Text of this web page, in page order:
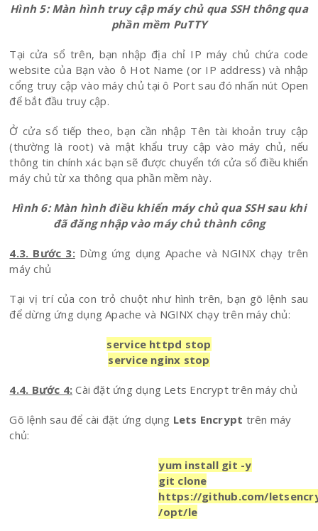
Hình 5: Màn hình truy cập máy chủ qua SSH thông qua
phần mềm PuTTY
Tại cửa sổ trên, bạn nhập địa chỉ IP máy chủ chứa code
website của Bạn vào ô Hot Name (or IP address) và nhập
cổng truy cập vào máy chủ tại ô Port sau đó nhấn nút Open
để bắt đầu truy cập.
Ở cửa sổ tiếp theo, bạn cần nhập Tên tài khoản truy cập
(thường là root) và mật khẩu truy cập vào máy chủ, nếu
thông tin chính xác bạn sẽ được chuyển tới cửa sổ điều khiển
máy chủ từ xa thông qua phần mềm này.
Hình 6: Màn hình điều khiển máy chủ qua SSH sau khi
đã đăng nhập vào máy chủ thành công
4.3. Bước 3:Dừng ứng dụng Apache và NGINX chạy trên
máy chủ
Tại vị trí của con trỏ chuột như hình trên, bạn gõ lệnh sau
để dừng ứng dụng Apache và NGINX chạy trên máy chủ:
service httpd stop
service nginx stop
4.4. Bước 4: Cài đặt ứng dụng Lets Encrypt trên máy chủ
Gõ lệnh sau để cài đặt ứng dụng Lets Encrypt trên máy
chủ:
yum install git -y
git clone
https://github.com/
/opt/le